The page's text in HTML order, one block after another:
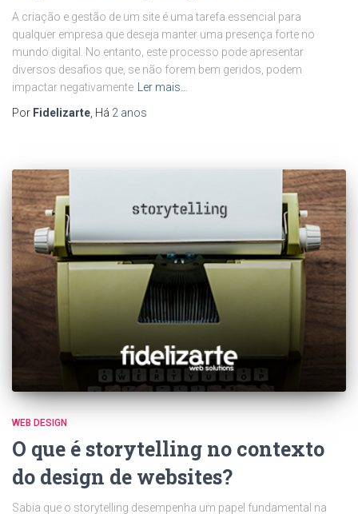
A criação e gestão de um site é uma tarefa essencial para
qualquer empresa que deseja manter uma presença forte no
mundo digital. No entanto, este processo pode apresentar
diversos desafios que, se não forem bem geridos, podem
impactar negativamente
Ler mais…
Por Fidelizarte , Há 2 anos
WEB DESIGN
O que é storytelling no contexto
do design de websites?
Sabia que o storytelling desempenha um papel fundamental na